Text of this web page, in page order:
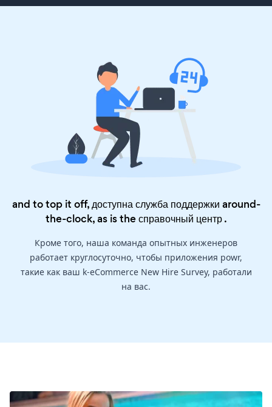
and to top it off, доступна служба поддержки around-
the-clock, as is theсправочный центр.
Кроме того, наша команда опытных инженеров
работает круглосуточно, чтобы приложения powr,
такие как ваш k-eCommerce New Hire Survey, работали
на вас.